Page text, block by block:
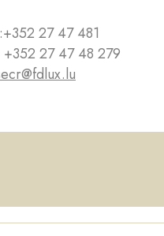
+352 27 47 481
27 47 48 279